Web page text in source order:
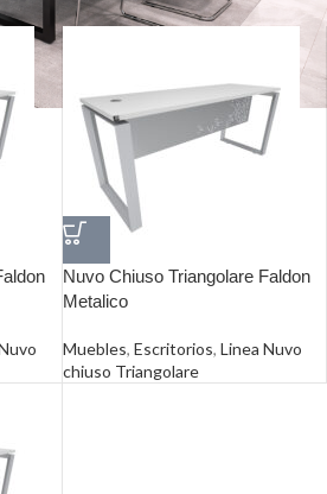
Nuvo Chiuso Triangolare Faldon
Metalico
Muebles, Escritorios, Linea Nuvo
chiuso Triangolare